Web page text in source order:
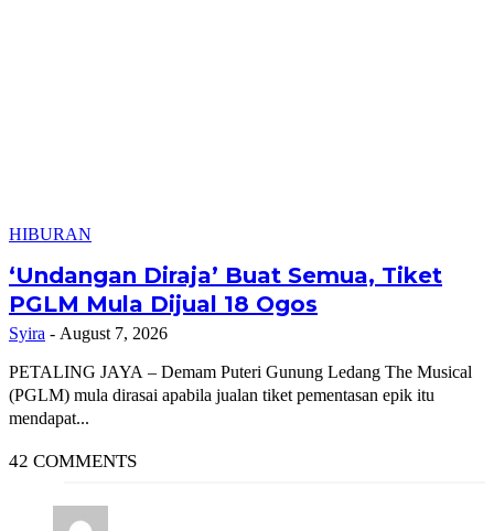
HIBURAN
‘Undangan Diraja’ Buat Semua, Tiket
PGLM Mula Dijual 18 Ogos
Syira - August 7, 2026
PETALING JAYA – Demam Puteri Gunung Ledang The Musical
(PGLM) mula dirasai apabila jualan tiket pementasan epik itu
mendapat...
42 COMMENTS